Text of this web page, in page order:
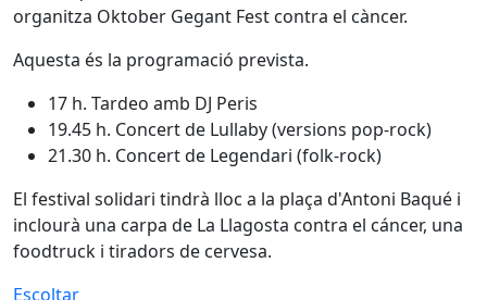
organitza Oktober Gegant Fest contra el càncer.
Aquesta és la programació prevista.
17 h. Tardeo amb DJ Peris
19.45 h. Concert de Lullaby (versions pop-rock)
21.30 h. Concert de Legendari (folk-rock)
El festival solidari tindrà lloc a la plaça d'Antoni Baqué i
inclourà una carpa de La Llagosta contra el cáncer, una
foodtruck i tiradors de cervesa.
Escoltar